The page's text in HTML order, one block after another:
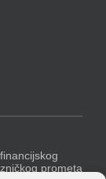
prometa